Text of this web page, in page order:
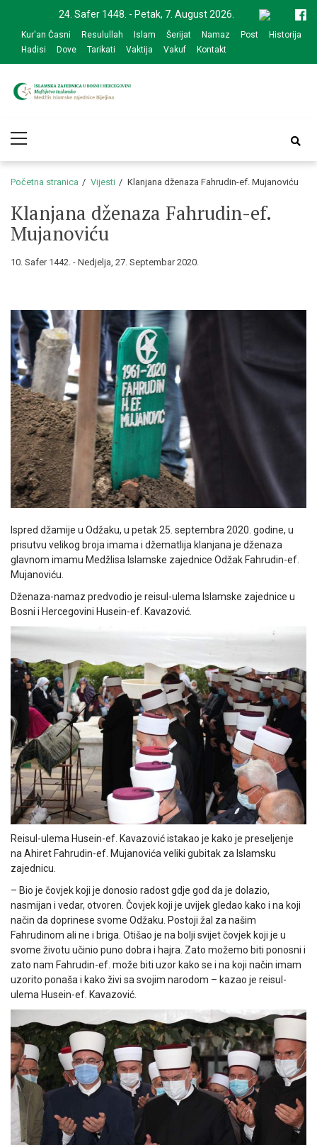
navigation
content
24. Safer 1448. - Petak, 7. August 2026.
Kur'an Časni Resulullah Islam Šerijat Namaz Post
Historija
Hadisi
Dove Tarikati Vaktija Vakuf Kontakt
zajednice Bijeljina
Menu
Početna stranica Vijesti Klanjana dženaza Fahrudin-ef. Mujanoviću
Klanjana dženaza Fahrudin-ef.
Mujanoviću
10. Safer 1442. - Nedjelja, 27. Septembar 2020.
Ispred džamije u Odžaku, u petak 25. septembra 2020. godine, u
prisutvu velikog broja imama i džematlija klanjana je dženaza
glavnom imamu Medžlisa Islamske zajednice Odžak Fahrudin-ef.
Mujanoviću.
Dženaza-namaz predvodio je reisul-ulema Islamske zajednice u
Bosni i Hercegovini Husein-ef. Kavazović.
Reisul-ulema Husein-ef. Kavazović istakao je kako je preseljenje
na Ahiret Fahrudin-ef. Mujanovića veliki gubitak za Islamsku
zajednicu.
– Bio je čovjek koji je donosio radost gdje god da je dolazio,
nasmijan i vedar, otvoren. Čovjek koji je uvijek gledao kako i na koji
način da doprinese svome Odžaku. Postoji žal za našim
Fahrudinom ali ne i briga. Otišao je na bolji svijet čovjek koji je u
svome životu učinio puno dobra i hajra. Zato možemo biti ponosni i
zato nam Fahrudin-ef. može biti uzor kako se i na koji način imam
uzorito ponaša i kako živi sa svojim narodom – kazao je reisul-
ulema Husein-ef. Kavazović.